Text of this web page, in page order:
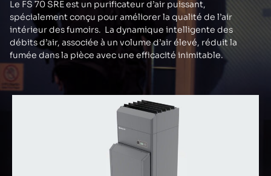
Le FS 70 SRE est un purificateur d’air puissant,
spécialement conçu pour améliorer la qualité de l’air
intérieur des fumoirs. La dynamique intelligente des
débits d’air, associée à un volume d’air élevé, réduit la
fumée dans la pièce avec une efficacité inimitable.